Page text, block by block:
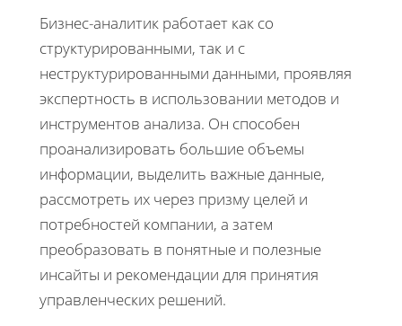
Бизнес-аналитик работает как со
структурированными, так и с
неструктурированными данными, проявляя
экспертность в использовании методов и
инструментов анализа. Он способен
проанализировать большие объемы
информации, выделить важные данные,
рассмотреть их через призму целей и
потребностей компании, а затем
преобразовать в понятные и полезные
инсайты и рекомендации для принятия
управленческих решений.